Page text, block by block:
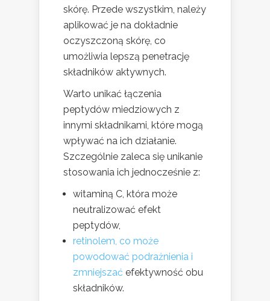
skórę. Przede wszystkim, należy
aplikować je na dokładnie
oczyszczoną skórę, co
umożliwia lepszą penetrację
składników aktywnych.
Warto unikać łączenia
peptydów miedziowych z
innymi składnikami, które mogą
wpływać na ich działanie.
Szczególnie zaleca się unikanie
stosowania ich jednocześnie z:
witaminą C, która może
neutralizować efekt
peptydów,
retinolem, co może
powodować podrażnienia i
zmniejszać efektywność obu
składników.